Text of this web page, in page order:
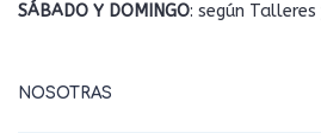
SÁBADO Y DOMINGO: según Talleres
NOSOTRAS